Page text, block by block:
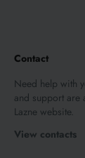
Contact
Need help with
and support are
Lazne website.
View contacts